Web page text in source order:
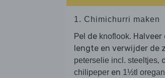
1. Chimichurri maken
Pel de knoflook. Halveer
lengte en verwijder de
peterselie incl. steeltjes,
chilipeper en 1½tl